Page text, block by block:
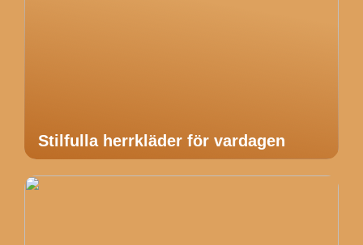
Stilfulla herrkläder för vardagen